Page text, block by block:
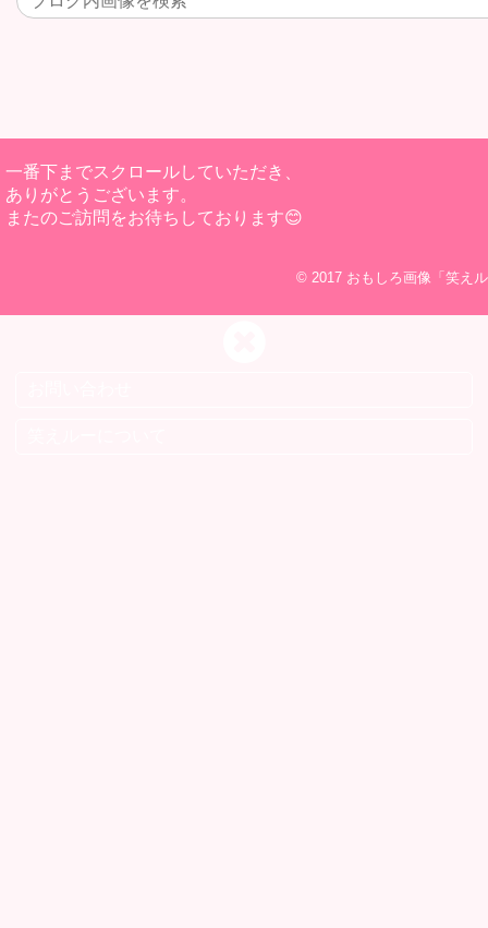
一番下までスクロールしていただき、
ありがとうございます。
またのご訪問をお待ちしております😊
© 2017 おもしろ画像「笑え